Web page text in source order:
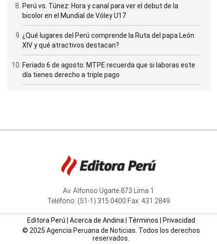
Perú vs. Túnez: Hora y canal para ver el debut de la
bicolor en el Mundial de Vóley U17
¿Qué lugares del Perú comprende la Ruta del papa León
XIV y qué atractivos destacan?
Feriado 6 de agosto: MTPE recuerda que si laboras este
día tienes derecho a triple pago
Av. Alfonso Ugarte 873 Lima 1
Teléfono: (51-1) 315 0400 Fax: 431 2849
Editora Perú Acerca de Andina Términos
Privacidad
© 2025 Agencia Peruana de Noticias. Todos los derechos
reservados.